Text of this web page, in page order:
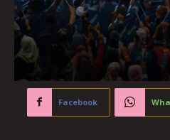
Facebook